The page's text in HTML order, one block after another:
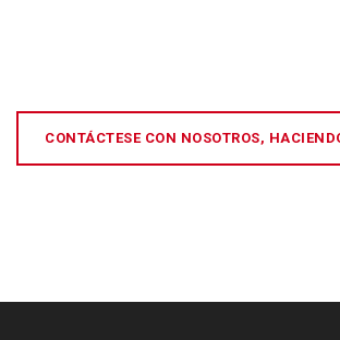
CONTÁCTESE CON NOSOTROS,